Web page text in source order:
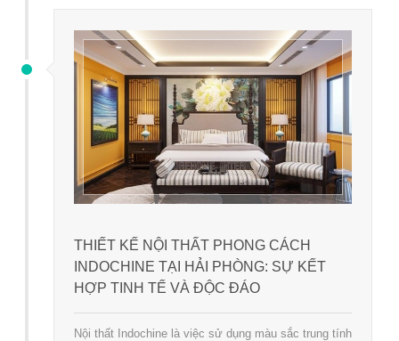
THIẾT KẾ NỘI THẤT PHONG CÁCH
INDOCHINE TẠI HẢI PHÒNG: SỰ KẾT
HỢP TINH TẾ VÀ ĐỘC ĐÁO
Nội thất Indochine là việc sử dụng màu sắc trung tính